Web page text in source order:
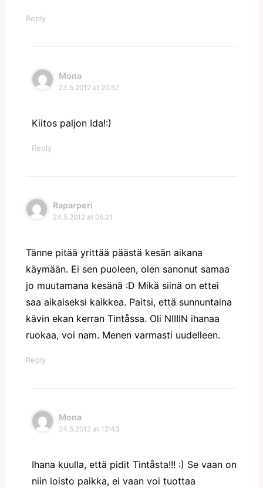
Reply
Mona
23.5.2012 at 20:57
Kiitos paljon Ida!:)
Reply
Raparperi
24.5.2012 at 06:21
Tänne pitää yrittää päästä kesän aikana
käymään. Ei sen puoleen, olen sanonut samaa
jo muutamana kesänä :D Mikä siinä on ettei
saa aikaiseksi kaikkea. Paitsi, että sunnuntaina
kävin ekan kerran Tintåssa. Oli NIIIIN ihanaa
ruokaa, voi nam. Menen varmasti uudelleen.
Reply
Mona
24.5.2012 at 12:43
Ihana kuulla, että pidit Tintåsta!!! :) Se vaan on
niin loisto paikka, ei vaan voi tuottaa